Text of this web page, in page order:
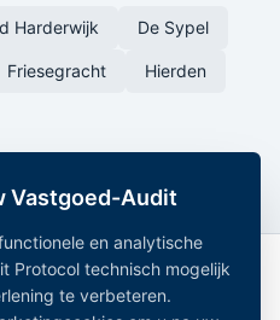
Harderwijk De Sypel
Friesegracht Hierden
Vastgoed-Audit
en analytische
Protocol technisch mogelijk
te verbeteren.